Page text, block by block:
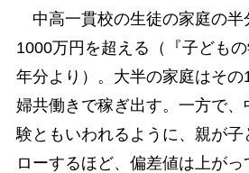
中高一貫校の生徒の家庭の半
1000万円を超える（『子ども
年分より）。大半の家庭はそ
婦共働きで稼ぎ出す。一方で、
験ともいわれるように、親が子
ローするほど、偏差値は上が